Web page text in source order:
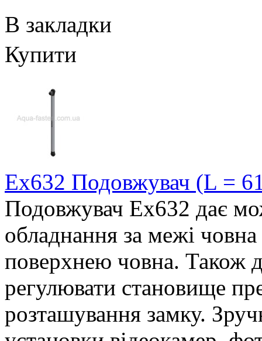
В закладки
Купити
Ex632 Подовжувач (L =
Подовжувач Ex632 дає
обладнання за межі
поверхнею човна. Також
регулювати становище
розташування замку.